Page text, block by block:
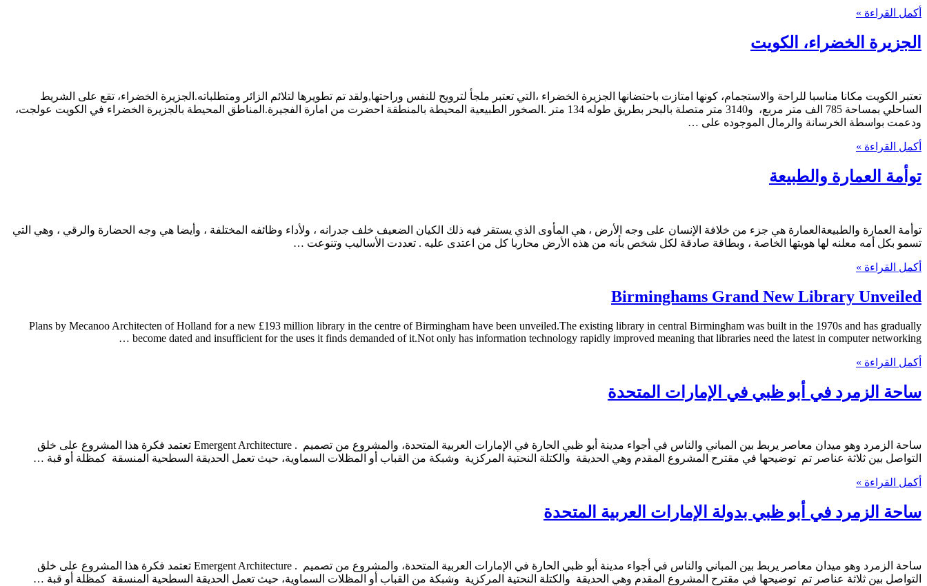
أكمل القراءة »
الجزيرة الخضراء، الكويت
تعتبر الكويت مكانا مناسبا للراحة والاستجمام، كونها امتازت باحتضانها الجزيرة الخضراء ،التي تعتبر ملجأ لترويح للنفس وراحتها,ولقد تم تطويرها لتلائم الزائر ومتطلباته.الجزيرة الخضراء، تقع على الشريط
الساحلي بمساحة 785 الف متر مربع، و3140 متر متصلة بالبحر بطريق طوله 134 متر .الصخور الطبيعية المحيطة بالمنطقة احضرت من امارة الفجيرة.المناطق المحيطة بالجزيرة الخضراء في الكويت عولجت،
ودعمت بواسطة الخرسانة والرمال الموجوده على …
أكمل القراءة »
توأمة العمارة والطبيعة
توأمة العمارة والطبيعةالعمارة هي جزء من خلافة الإنسان على وجه الأرض ، هي المأوى الذي يستقر فيه ذلك الكيان الضعيف خلف جدرانه ، ولأداء وظائفه المختلفة ، وأيضا هي وجه الحضارة والرقي ، وهي التي
تسمو بكل أمه معلنه لها هويتها الخاصة ، وبطاقة صادقة لكل شخص بأنه من هذه الأرض محاربا كل من اعتدى عليه . تعددت الأساليب وتنوعت …
أكمل القراءة »
Birminghams Grand New Library Unveiled
Plans by Mecanoo Architecten of Holland for a new £193 million library in the centre of Birmingham have been unveiled.The existing library in central Birmingham was built in the 1970s and has gradually
become dated and insufficient for the uses it finds demanded of it.Not only has information technology rapidly improved meaning that libraries need the latest in computer networking …
أكمل القراءة »
ساحة الزمرد في أبو ظبي في الإمارات المتحدة
ساحة الزمرد وهو ميدان معاصر يربط بين المباني والناس في أجواء مدينة أبو ظبي الحارة في الإمارات العربية المتحدة، والمشروع من تصميم . Emergent Architecture تعتمد فكرة هذا المشروع على خلق
التواصل بين ثلاثة عناصر تم توضيحها في مقترح المشروع المقدم وهي الحديقة والكتلة النحتية المركزية وشبكة من القباب أو المظلات السماوية، حيث تعمل الحديقة السطحية المنسقة كمظلة أو قبة …
أكمل القراءة »
ساحة الزمرد في أبو ظبي بدولة الإمارات العربية المتحدة
ساحة الزمرد وهو ميدان معاصر يربط بين المباني والناس في أجواء مدينة أبو ظبي الحارة في الإمارات العربية المتحدة، والمشروع من تصميم . Emergent Architecture تعتمد فكرة هذا المشروع على خلق
التواصل بين ثلاثة عناصر تم توضيحها في مقترح المشروع المقدم وهي الحديقة والكتلة النحتية المركزية وشبكة من القباب أو المظلات السماوية، حيث تعمل الحديقة السطحية المنسقة كمظلة أو قبة …